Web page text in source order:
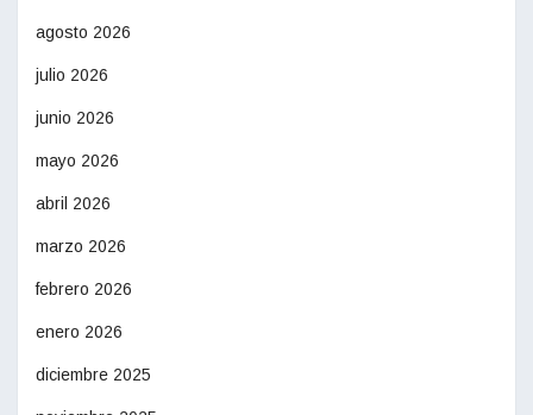
agosto 2026
julio 2026
junio 2026
mayo 2026
abril 2026
marzo 2026
febrero 2026
enero 2026
diciembre 2025